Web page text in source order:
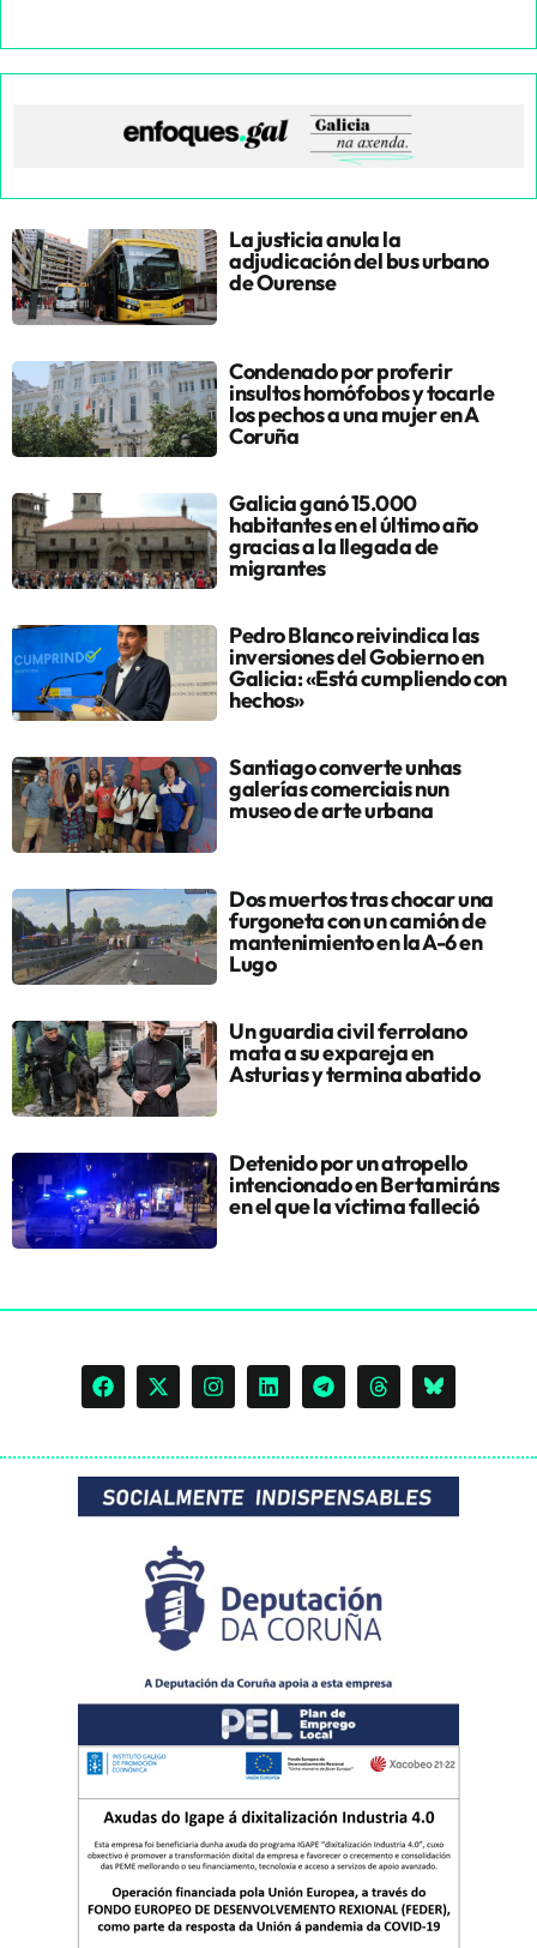
La justicia anula la
adjudicación del bus urbano
de Ourense
Condenado por proferir
insultos homófobos y tocarle
los pechos a una mujer en A
Coruña
Galicia ganó 15.000
habitantes en el último año
gracias a la llegada de
migrantes
Pedro Blanco reivindica las
inversiones del Gobierno en
Galicia: «Está cumpliendo con
hechos»
Santiago converte unhas
galerías comerciais nun
museo de arte urbana
Dos muertos tras chocar una
furgoneta con un camión de
mantenimiento en la A-6 en
Lugo
Un guardia civil ferrolano
mata a su expareja en
Asturias y termina abatido
Detenido por un atropello
intencionado en Bertamiráns
en el que la víctima falleció